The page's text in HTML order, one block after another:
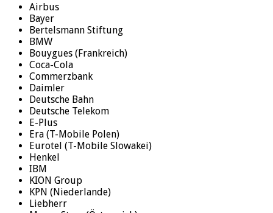
Airbus
Bayer
Bertelsmann Stiftung
BMW
Bouygues (Frankreich)
Coca-Cola
Commerzbank
Daimler
Deutsche Bahn
Deutsche Telekom
E-Plus
Era (T-Mobile Polen)
Eurotel (T-Mobile Slowakei)
Henkel
IBM
KION Group
KPN (Niederlande)
Liebherr